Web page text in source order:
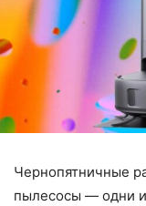
Чернопятничные
пылесосы — одни